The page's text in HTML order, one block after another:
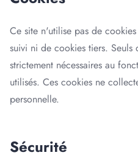
Ce site n'utilise pas de
suivi ni de cookies tiers. Seuls
strictement nécessaires au
utilisés. Ces cookies ne
personnelle.
Sécurité